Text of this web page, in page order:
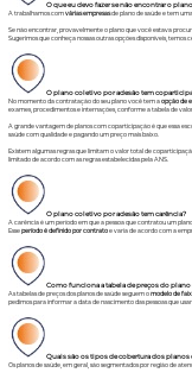
O que eu devo fazer se não encontrar o
A trabalhamos comvárias empresasde plano de saúde e tem
Se não encontrar, provavelmente o plano que você estava
Sugerimos que conheça nossas outras opções disponíveis, temos
O plano coletivo por adesão tem
No momento da contratação do seu plano você tem aopção de
exames, procedimentos e internações, conforme a tabela de
A grande vantagem de planos com coparticipação é que essa
saúde com qualidade e pagando um preço mais baixo.
Existem algumas regras que limitam o valor total de
limitado de acordo com as regras estabelecidas pela ANS.
O plano coletivo por adesão tem carência?
A carência é um período em que a pessoa que contratou um
Esseperíodo é definido por contratoe varia de acordo com a
Como funciona a tabela de preços do plano
As tabelas de preços dos planos de saúde seguem omodelo de
pedimos para informar a data de nascimento das pessoas que
Quais são os tipos de cobertura dos planos
Os planos de saúde, em geral, são segmentados por região de